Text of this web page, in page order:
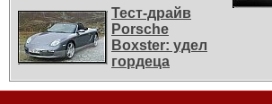
Тест-драйв
Porsche
Boxster: удел
гордеца